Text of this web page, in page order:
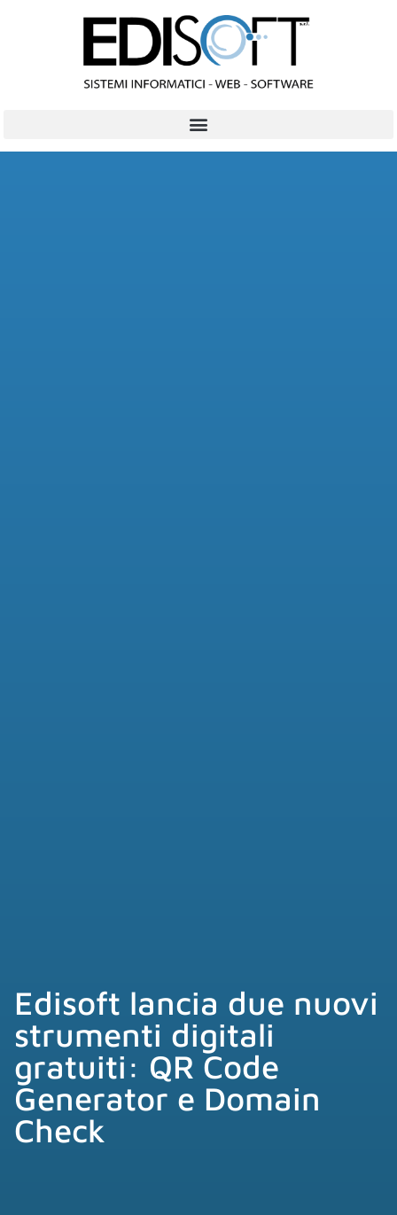
Edisoft lancia due nuovi
strumenti digitali
gratuiti: QR Code
Generator e Domain
Check